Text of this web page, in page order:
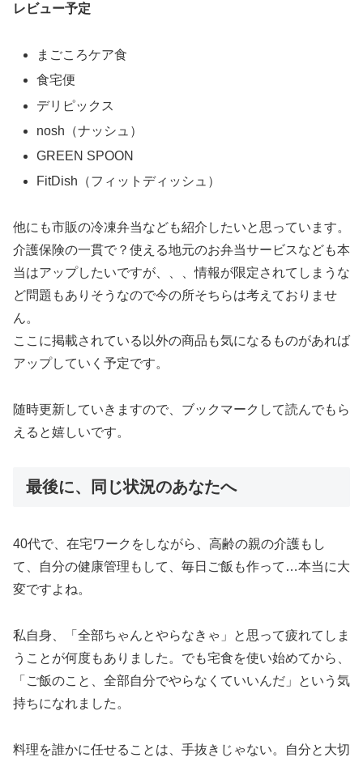
レビュー予定
まごころケア食
食宅便
デリピックス
nosh（ナッシュ）
GREEN SPOON
FitDish（フィットディッシュ）
他にも市販の冷凍弁当なども紹介したいと思っています。
介護保険の一貫で？使える地元のお弁当サービスなども本
当はアップしたいですが、、、情報が限定されてしまうな
ど問題もありそうなので今の所そちらは考えておりませ
ん。
ここに掲載されている以外の商品も気になるものがあれば
アップしていく予定です。
随時更新していきますので、ブックマークして読んでもら
えると嬉しいです。
最後に、同じ状況のあなたへ
40代で、在宅ワークをしながら、高齢の親の介護もし
て、自分の健康管理もして、毎日ご飯も作って…本当に大
変ですよね。
私自身、「全部ちゃんとやらなきゃ」と思って疲れてしま
うことが何度もありました。でも宅食を使い始めてから、
「ご飯のこと、全部自分でやらなくていいんだ」という気
持ちになれました。
料理を誰かに任せることは、手抜きじゃない。自分と大切